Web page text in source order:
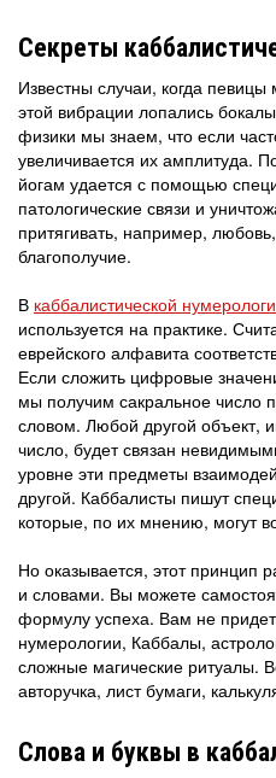
Секреты
Известны случаи, когда певицы
этой вибрации лопались
физики мы знаем, что если
увеличивается их амплитуда.
йогам удается с помощью
патологические связи и
притягивать, например,
благополучие.
В каббалистической
используется на практике.
еврейского алфавита
Если сложить цифровые
мы получим сакральное число
словом. Любой другой объект,
число, будет связан
уровне эти предметы
другой. Каббалисты пишут
которые, по их мнению, могут
Но оказывается, этот принцип
и словами. Вы можете
формулу успеха. Вам не
нумерологии, Каббалы,
сложные магические ритуалы.
авторучка, лист бумаги,
Слова и буквы в